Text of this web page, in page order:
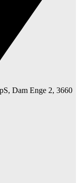
Dam Enge 2, 3660